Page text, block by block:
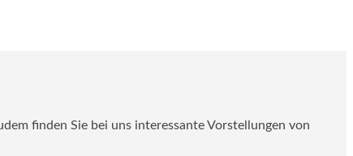
finden Sie bei uns interessante Vorstellungen von